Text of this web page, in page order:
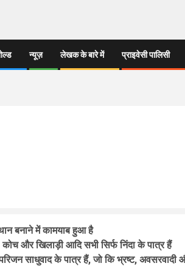
न्यूज़ लेखक के बारे में प्राइवेसी पालिसी
बनाने में कामयाब हुआ है
कोच और खिलाड़ी आदि सभी सिर्फ निंदा के पात्र हैं
साधुवाद के पात्र हैं,जो कि भ्रष्ट, अवसरवादी